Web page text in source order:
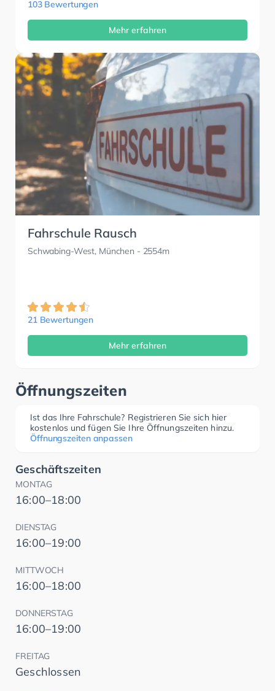
103 Bewertungen
Mehr erfahren
Fahrschule Rausch
Schwabing-West, München - 2554m
21 Bewertungen
Mehr erfahren
Öffnungszeiten
Ist das Ihre Fahrschule? Registrieren Sie sich hier
kostenlos und fügen Sie Ihre Öffnungszeiten hinzu.
Öffnungszeiten anpassen
Geschäftszeiten
MONTAG
16:00–18:00
DIENSTAG
16:00–19:00
MITTWOCH
16:00–18:00
DONNERSTAG
16:00–19:00
FREITAG
Geschlossen